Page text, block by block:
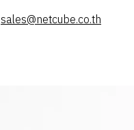
sales@netcube.co.th